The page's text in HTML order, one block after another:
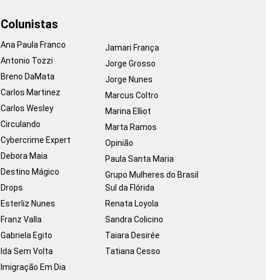
Colunistas
Ana Paula Franco
Antonio Tozzi
Breno DaMata
Carlos Martinez
Carlos Wesley
Circulando
Cybercrime Expert
Debora Maia
Destino Mágico
Drops
Esterliz Nunes
Franz Valla
Gabriela Egito
Ida Sem Volta
Imigração Em Dia
Jamari França
Jorge Grosso
Jorge Nunes
Marcus Coltro
Marina Elliot
Marta Ramos
Opinião
Paula Santa Maria
Grupo Mulheres do Brasil
Sul da Flórida
Renata Loyola
Sandra Colicino
Taiara Desirée
Tatiana Cesso